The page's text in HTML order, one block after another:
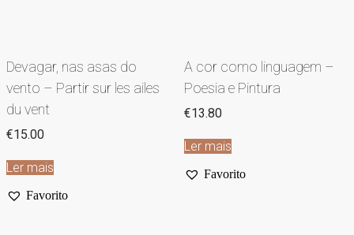
Devagar, nas asas do
vento – Partir sur les ailes
du vent
€15.00
Ler mais
Favorito
A cor como linguagem –
Poesia e Pintura
€13.80
Ler mais
Favorito